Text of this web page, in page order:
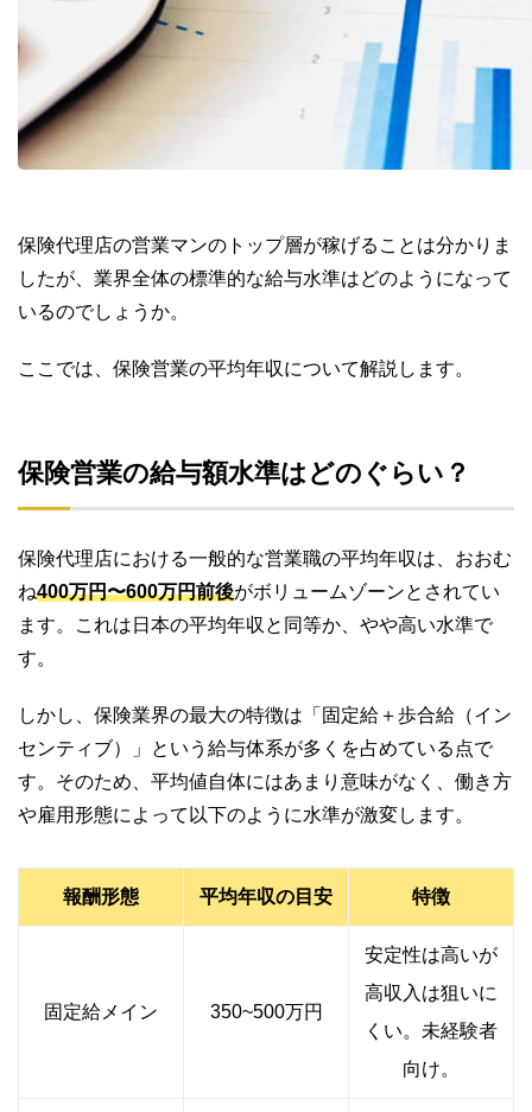
保険代理店の営業マンのトップ層が稼げることは分かりま
したが、業界全体の標準的な給与水準はどのようになって
いるのでしょうか。
ここでは、保険営業の平均年収について解説します。
保険営業の給与額水準はどのぐらい？
保険代理店における一般的な営業職の平均年収は、おおむ
ね400万円〜600万円前後がボリュームゾーンとされてい
ます。これは日本の平均年収と同等か、やや高い水準で
す。
しかし、保険業界の最大の特徴は「固定給＋歩合給（イン
センティブ）」という給与体系が多くを占めている点で
す。そのため、平均値自体にはあまり意味がなく、働き方
や雇用形態によって以下のように水準が激変します。
報酬形態 平均年収の目安 特徴
固定給メイン 350~500万円
安定性は高いが
高収入は狙いに
くい。未経験者
向け。